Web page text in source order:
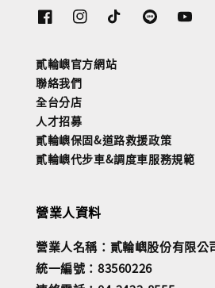
貳輪嶼官方網站
聯絡我們
全台分店
人才招募
貳輪嶼保固&道路救援政策
貳輪嶼代步車&調度車服務規範
營業人資料
營業人名稱：貳輪嶼股份有限公
統一編號：83560226